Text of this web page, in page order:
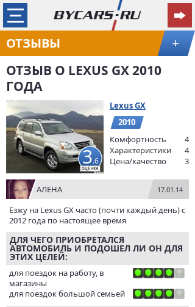
ОТЗЫВЫ +
ОТЗЫВ О LEXUS GX 2010
ГОДА
3.6
Lexus GX
2010
Комфортность
4
Характеристики
4
Цена/качество
3
АЛЕНА 17.01.14
Езжу на Lexus GX часто (почти каждый день) с
2012 года по настоящее время
ДЛЯ ЧЕГО ПРИОБРЕТАЛСЯ
АВТОМОБИЛЬ И ПОДОШЕЛ ЛИ ОН ДЛЯ
ЭТИХ ЦЕЛЕЙ:
для поездок на работу, в
магазины
для поездок большой семьей